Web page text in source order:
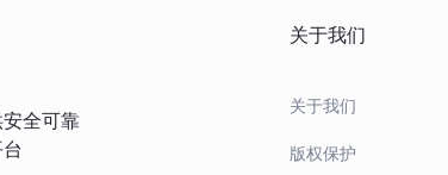
全可靠
关于我们
关于我们
版权保护